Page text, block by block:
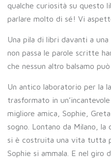
qualche curiosità su questo
parlare molto di sé! Vi
Una pila di libri davanti a
non passa le parole scritte
che nessun altro balsamo può
Un antico laboratorio per la
trasformato in
migliore amica, Sophie,
sogno. Lontano da Milano,
si è costruita una vita tutta
Sophie si ammala. E nel giro